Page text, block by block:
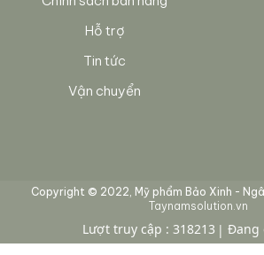
Hỗ trợ
Tin tức
Vận chuyển
Copyright © 2022, Mỹ phẩm Bảo Xinh -
Taynamsolution.vn
Lượt truy cập : 318213 Đang